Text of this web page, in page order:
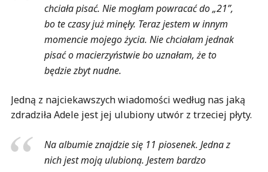
chciała pisać. Nie mogłam powracać do „21”,
bo te czasy już minęły. Teraz jestem w innym
momencie mojego życia. Nie chciałam jednak
pisać o macierzyństwie bo uznałam, że to
będzie zbyt nudne.
Jedną z najciekawszych wiadomości według nas jaką
zdradziła Adele jest jej ulubiony utwór z trzeciej płyty.
Na albumie znajdzie się 11 piosenek. Jedna z
nich jest moją ulubioną. Jestem bardzo